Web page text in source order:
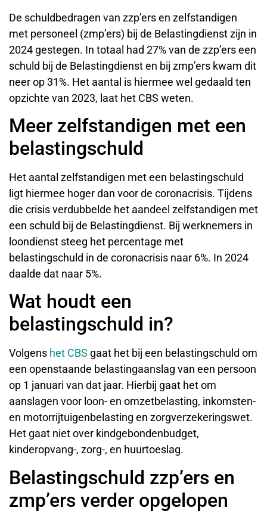
De schuldbedragen van zzp’ers en zelfstandigen
met personeel (zmp’ers) bij de Belastingdienst zijn in
2024 gestegen. In totaal had 27% van de zzp’ers een
schuld bij de Belastingdienst en bij zmp’ers kwam dit
neer op 31%. Het aantal is hiermee wel gedaald ten
opzichte van 2023, laat het CBS weten.
Meer zelfstandigen met een
belastingschuld
Het aantal zelfstandigen met een belastingschuld
ligt hiermee hoger dan voor de coronacrisis. Tijdens
die crisis verdubbelde het aandeel zelfstandigen met
een schuld bij de Belastingdienst. Bij werknemers in
loondienst steeg het percentage met
belastingschuld in de coronacrisis naar 6%. In 2024
daalde dat naar 5%.
Wat houdt een
belastingschuld in?
Volgens het CBS gaat het bij een belastingschuld om
een openstaande belastingaanslag van een persoon
op 1 januari van dat jaar. Hierbij gaat het om
aanslagen voor loon- en omzetbelasting, inkomsten-
en motorrijtuigenbelasting en zorgverzekeringswet.
Het gaat niet over kindgebondenbudget,
kinderopvang-, zorg-, en huurtoeslag.
Belastingschuld zzp’ers en
zmp’ers verder opgelopen